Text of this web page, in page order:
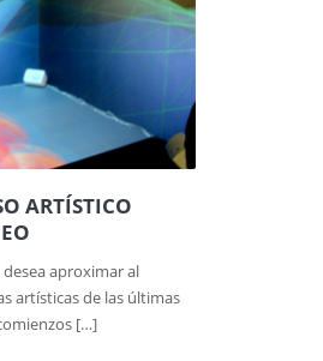
ARTÍSTICO
aproximar al
artísticas de las últimas
[…]